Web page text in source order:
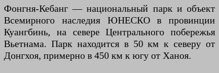
Фонгня-Кебанг — национальный парк и объект
Всемирного наследия ЮНЕСКО в провинции
Куангбинь, на севере Центрального побережья
Вьетнама. Парк находится в 50 км к северу от
Донгхоя, примерно в 450 км к югу от Ханоя.